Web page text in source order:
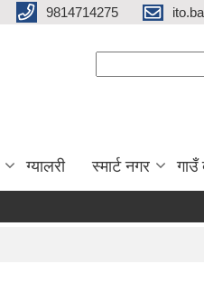
9814714275
ग्यालरी स्मार्ट नगर गाउँ